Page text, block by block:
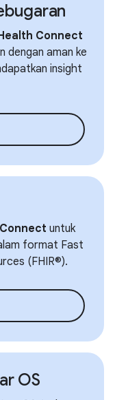
Connect
dengan aman ke
insight
untuk
format Fast
(FHIR®).
OS